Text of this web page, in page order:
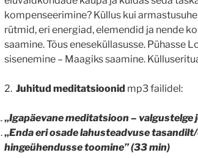
kompenseerimine? Küllus kui
rütmid, eri energiad, elemendid ja nende
saamine. Tõus eneseküllasusse. Pühasse
sisenemine – Maagiks saamine.
2. Juhitud meditatsioonid mp3 failidel:
„Igapäevane meditatsioon – valgustelge
„Enda eri osade lahusteadvuse
hingeühendusse toomine” (33 min)